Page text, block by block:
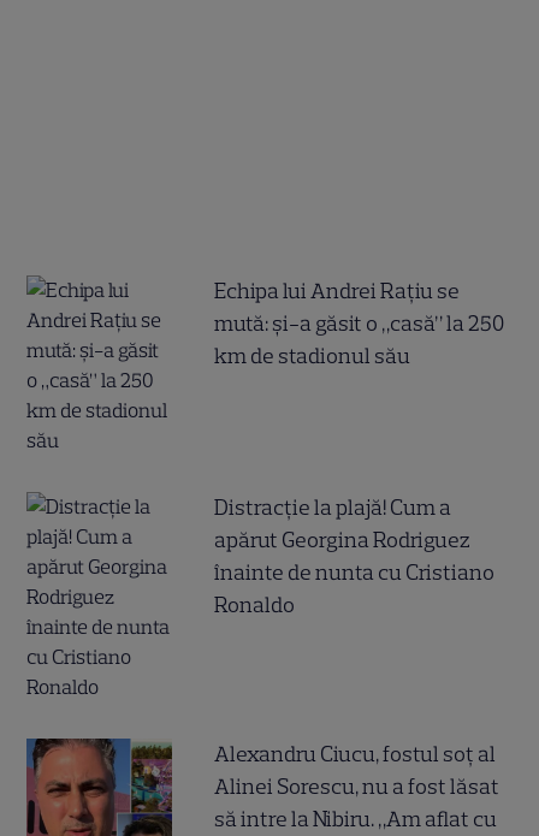
Echipa lui Andrei Rațiu se
mută: și-a găsit o „casă” la 250
km de stadionul său
Distracție la plajă! Cum a
apărut Georgina Rodriguez
înainte de nunta cu Cristiano
Ronaldo
Alexandru Ciucu, fostul soț al
Alinei Sorescu, nu a fost lăsat
să intre la Nibiru. „Am aflat cu